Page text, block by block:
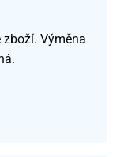
Výměna